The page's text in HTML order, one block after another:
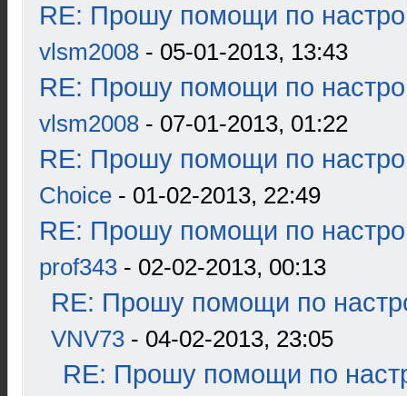
RE: Прошу помощи по
vlsm2008 - 05-01-2013, 13:43
RE: Прошу помощи по
vlsm2008 - 07-01-2013, 01:22
RE: Прошу помощи по
Choice - 01-02-2013, 22:49
RE: Прошу помощи по
prof343 - 02-02-2013, 00:13
RE: Прошу помощи по
VNV73 - 04-02-2013, 23:05
RE: Прошу помощи по